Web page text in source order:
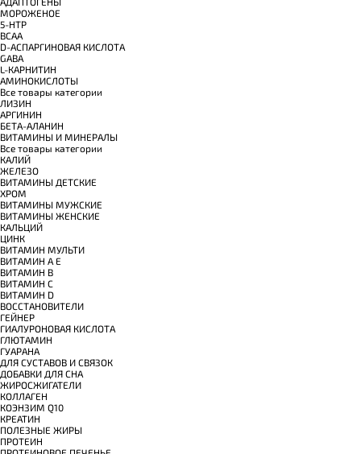
МОРОЖЕНОЕ
5-HTP
BCAA
D-АСПАРГИНОВАЯ КИСЛОТА
GABA
L-КАРНИТИН
АМИНОКИСЛОТЫ
Все товары категории
ЛИЗИН
АРГИНИН
БЕТА-АЛАНИН
ВИТАМИНЫ И МИНЕРАЛЫ
Все товары категории
КАЛИЙ
ЖЕЛЕЗО
ВИТАМИНЫ ДЕТСКИЕ
ХРОМ
ВИТАМИНЫ МУЖСКИЕ
ВИТАМИНЫ ЖЕНСКИЕ
КАЛЬЦИЙ
ЦИНК
ВИТАМИН МУЛЬТИ
ВИТАМИН A E
ВИТАМИН B
ВИТАМИН C
ВИТАМИН D
ВОССТАНОВИТЕЛИ
ГЕЙНЕР
ГИАЛУРОНОВАЯ КИСЛОТА
ГЛЮТАМИН
ГУАРАНА
ДЛЯ СУСТАВОВ И СВЯЗОК
ДОБАВКИ ДЛЯ СНА
ЖИРОСЖИГАТЕЛИ
КОЛЛАГЕН
КОЭНЗИМ Q10
КРЕАТИН
ПОЛЕЗНЫЕ ЖИРЫ
ПРОТЕИН